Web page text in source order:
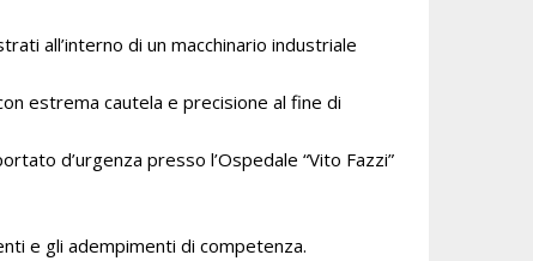
all’interno di un macchinario industriale
estrema cautela e precisione al fine di
d’urgenza presso l’Ospedale “Vito Fazzi”
e gli adempimenti di competenza.